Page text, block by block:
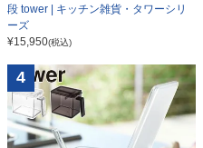
段 tower | キッチン雑貨・タワーシリ
ーズ
¥15,950(税込)
4